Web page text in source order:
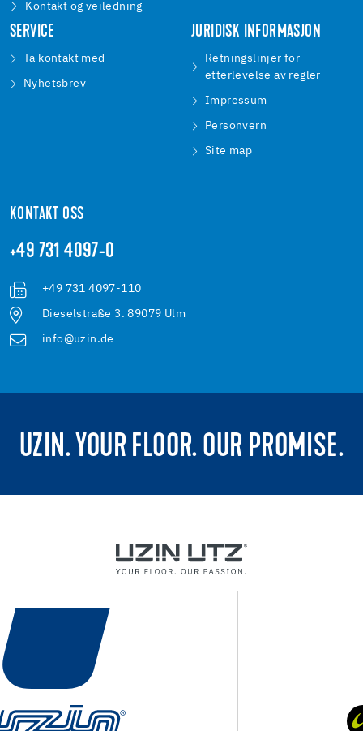
Kontakt og veiledning
SERVICE
Ta kontakt med
Nyhetsbrev
JURIDISK INFORMASJON
Retningslinjer for
etterlevelse av regler
Impressum
Personvern
Site map
KONTAKT OSS
+49 731 4097-0
+49 731 4097-110
Dieselstraße 3. 89079 Ulm
info@uzin.de
UZIN. YOUR FLOOR. OUR PROMISE.